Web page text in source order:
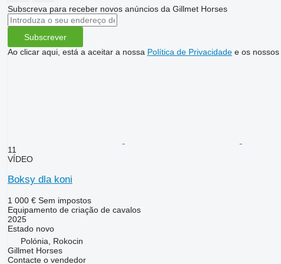
Subscreva para receber novos anúncios da Gillmet Horses
Subscrever
Ao clicar aqui, está a aceitar a nossa Política de Privacidadee os nossos
11
VÍDEO
Boksy dla koni
1 000 € Sem impostos
Equipamento de criação de cavalos
2025
Estadonovo
Polónia, Rokocin
Gillmet Horses
Contacte o vendedor